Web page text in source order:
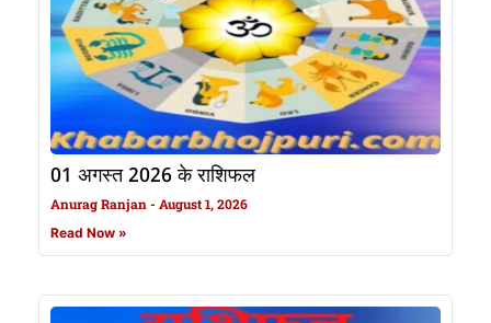
01 अगस्त 2026 के राशिफल
Anurag Ranjan August 1, 2026
Read Now »